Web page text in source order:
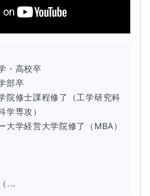
が事実です。
る方もおられますが、幅広い分
記するのは大変だし、絶対に忘
ように考えれば、暗記に頼らず
のかを、しっかり伝授いたしま
がわかれば、自信をもって気持
きるようになります。とにかく
・高校卒
部卒
院修士課程修了（工学研究科
学専攻）
学経営大学院修了（MBA）
...